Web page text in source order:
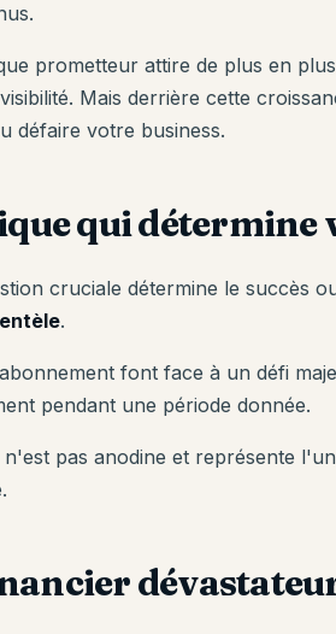
prometteur attire de plus en
Mais derrière cette
défaire votre business.
qui détermine
cruciale détermine le succès
.
font face à un défi
pendant une période donnée.
pas anodine et représente